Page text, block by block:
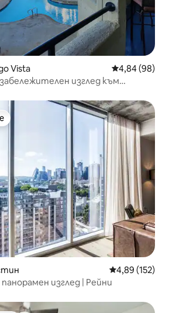
Vista Средна
4,84 (98)
изглед към
Средна
4,89 (152)
панорамен изглед | Рейни